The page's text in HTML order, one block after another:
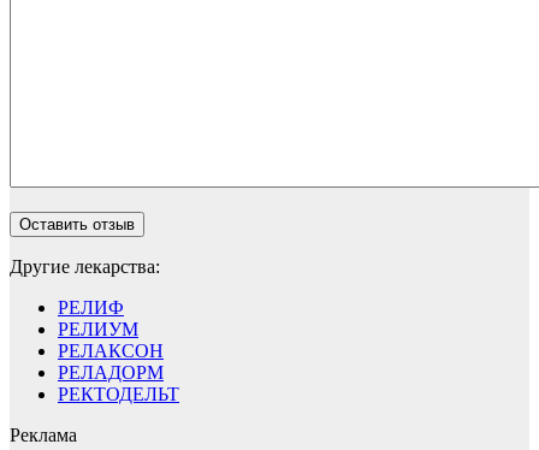
Другие лекарства:
РЕЛИФ
РЕЛИУМ
РЕЛАКСОН
РЕЛАДОРМ
РЕКТОДЕЛЬТ
Реклама